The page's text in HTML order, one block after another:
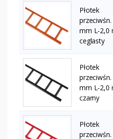
Płotek
przeciwśn.
mm L-2,0
ceglasty
Płotek
przeciwśn.
mm L-2,0
czarny
Płotek
przeciwśn.